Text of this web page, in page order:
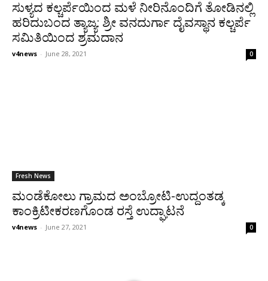
ಸುಳ್ಯದ ಕಲ್ಚರ್ಪೆಯಿಂದ ಮಳೆ ನೀರಿನೊಂದಿಗೆ ತೋಡಿನಲ್ಲಿ
ಹರಿದುಬಂದ ತ್ಯಾಜ್ಯ: ಶ್ರೀ ವನದುರ್ಗಾ ದೈವಸ್ಥಾನ ಕಲ್ಚರ್ಪೆ
ಸಮಿತಿಯಿಂದ ಶ್ರಮದಾನ
v4news - June 28, 2021 0
Fresh News
ಮಂಡೆಕೋಲು ಗ್ರಾಮದ ಅಂಬ್ರೋಟಿ-ಉದ್ದಂತಡ್ಕ
ಕಾಂಕ್ರಿಟೀಕರಣಗೊಂಡ ರಸ್ತೆ ಉದ್ಘಾಟನೆ
v4news - June 27, 2021 0